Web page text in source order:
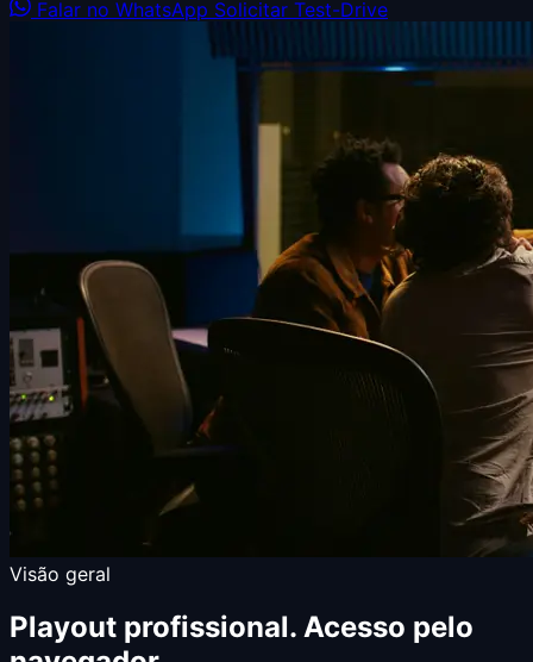
Falar no WhatsApp Solicitar Test-Drive
Visão geral
Playout profissional. Acesso pelo